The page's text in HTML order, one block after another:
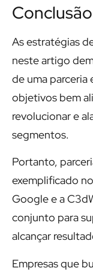
Conclusão
As estratégias
neste artigo
de uma parceria
objetivos bem
revolucionar e
segmentos.
Portanto,
exemplificado
Google e a
conjunto para
alcançar
Empresas que